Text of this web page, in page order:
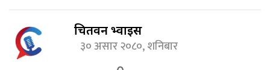
चितवन भ्वाईस
३० असार २०८०, शनिबार